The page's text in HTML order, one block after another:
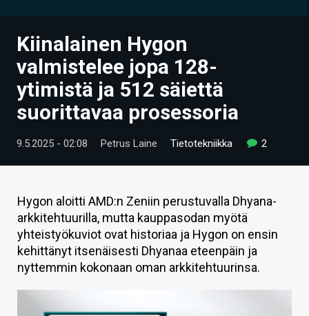
UUTISET
ARTIKKELIT
VIDEOT
TECHBBS
HINTA.FI
KAUPPA
VAIHDA TEEMA
Kiinalainen Hygon
valmistelee jopa 128-
ytimistä ja 512 säiettä
suorittavaa prosessoria
9.5.2025 - 02:08 Petrus Laine Tietotekniikka 2
Hygon aloitti AMD:n Zeniin perustuvalla Dhyana-
arkkitehtuurilla, mutta kauppasodan myötä
yhteistyökuviot ovat historiaa ja Hygon on ensin
kehittänyt itsenäisesti Dhyanaa eteenpäin ja
nyttemmin kokonaan oman arkkitehtuurinsa.